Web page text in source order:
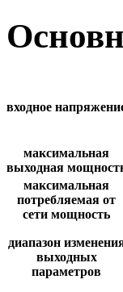
входное
максимальная
выходная
максимальная
потребляемая от
сети мощность
диапазон
выходных
параметров